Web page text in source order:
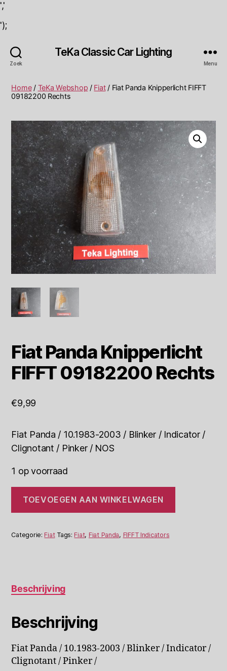
','
');
Zoek
TeKa Classic Car Lighting
Menu
Home/ TeKa Webshop / Fiat/ Fiat Panda Knipperlicht FIFFT
09182200 Rechts
Fiat Panda Knipperlicht
FIFFT 09182200 Rechts
€9,99
Fiat Panda / 10.1983-2003 / Blinker / Indicator /
Clignotant / Pinker / NOS
1 op voorraad
Panda
Knipperlicht
09182200
Rechts
TOEVOEGEN AAN WINKELWAGEN
Categorie: Fiat Tags: Fiat, Fiat Panda, FIFFT Indicators
Beschrijving
Beschrijving
Fiat Panda / 10.1983-2003 / Blinker / Indicator /
Clignotant / Pinker /